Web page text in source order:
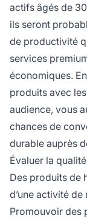
actifs âgés de
ils seront
de productivité
services
économiques.
produits avec
audience, vous
chances de
durable auprès
Évaluer la
Des produits de
d’une activité
Promouvoir des